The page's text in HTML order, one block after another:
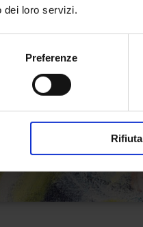
dei loro servizi.
Preferenze
Rifiuta